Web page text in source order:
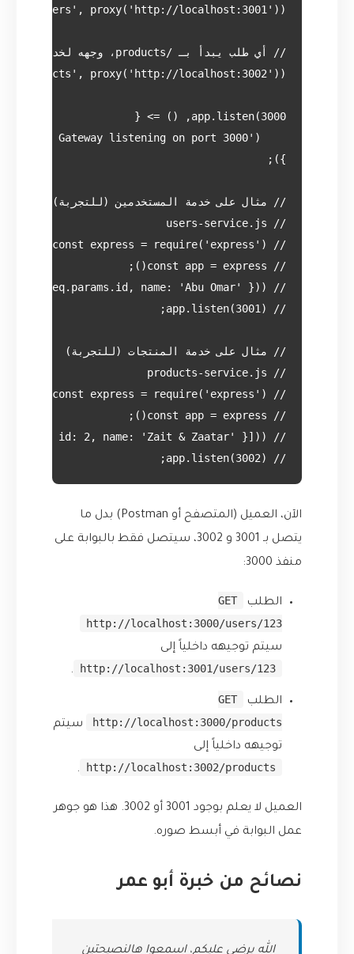
// app.listen(3002);
الآن، العميل (المتصفح أو Postman) بدل ما
يتصل بـ 3001 و 3002، سيتصل فقط بالبوابة على
منفذ 3000:
الطلب
GET
http://localhost:3000/users/123
سيتم توجيهه داخلياً إلى
http://localhost:3001/users/123
.
الطلب
GET
http://localhost:3000/products
سيتم
توجيهه داخلياً إلى
http://localhost:3002/products
.
العميل لا يعلم بوجود 3001 أو 3002. هذا هو جوهر
عمل البوابة في أبسط صوره.
نصائح من خبرة أبو عمر
الله يرضى عليكم، اسمعوا هالنصيحتين